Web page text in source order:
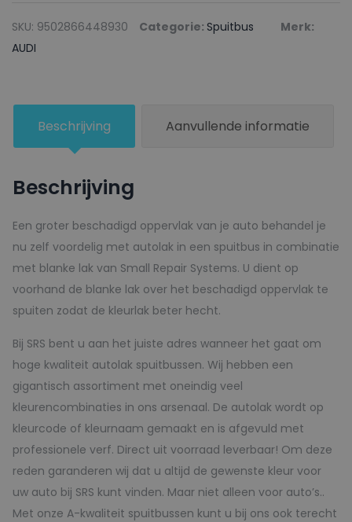
Blanke
lak
NEVADABEIGE
150ml
SKU: 9502866448930 Categorie: Spuitbus
Merk:
AUDI
Beschrijving Aanvullende informatie
Beschrijving
Een groter beschadigd oppervlak van je auto behandel je
nu zelf voordelig met autolak in een spuitbus in combinatie
met blanke lak van Small Repair Systems. U dient op
voorhand de blanke lak over het beschadigd oppervlak te
spuiten zodat de kleurlak beter hecht.
Bij SRS bent u aan het juiste adres wanneer het gaat om
hoge kwaliteit autolak spuitbussen. Wij hebben een
gigantisch assortiment met oneindig veel
kleurencombinaties in ons arsenaal. De autolak wordt op
kleurcode of kleurnaam gemaakt en is afgevuld met
professionele verf. Direct uit voorraad leverbaar! Om deze
reden garanderen wij dat u altijd de gewenste kleur voor
uw auto bij SRS kunt vinden. Maar niet alleen voor auto’s..
Met onze A-kwaliteit spuitbussen kunt u bij ons ook terecht